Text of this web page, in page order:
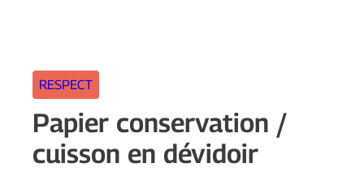
RESPECT
Papier conservation /
cuisson en dévidoir